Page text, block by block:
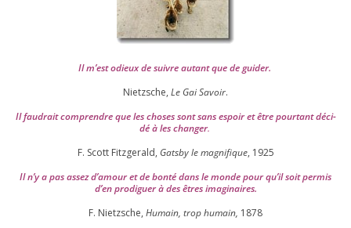
Il m’est odieux de suivre autant que de gui­der.
Nietzsche, Le Gai Savoir.
Il fau­drait com­prendre que les choses sont sans espoir et être pour­tant déci­
dé à les chan­ger.
F. Scott Fitzgerald, Gatsby le magni­fique, 1925
Il n’y a pas assez d’a­mour et de bon­té dans le monde pour qu’il soit per­mis
d’en pro­di­guer à des êtres imaginaires.
F. Nietzsche, Humain, trop humain, 1878